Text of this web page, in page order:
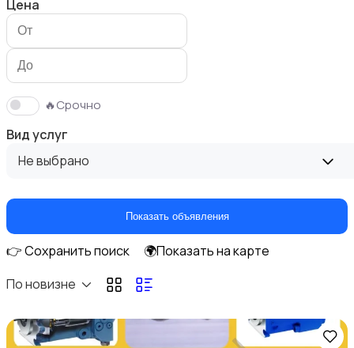
Красота и здоровье
Ремонт и строительство
Цена
🔥Срочно
Вид услуг
Не выбрано
Показать объявления
👉 Сохранить поиск
🌍Показать на карте
По новизне